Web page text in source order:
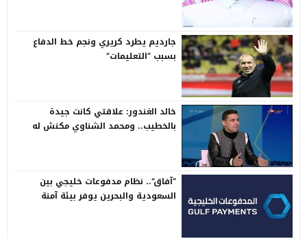
جارديم يطرد كريري ونجم خط الدفاع
بسبب “التعليمات”
خالد الغندور: علاقتي كانت جيدة
بالخطيب.. ومحمد الشناوي مكنش له
“آفاق”.. نظام مدفوعات خليجي بين
السعودية والبحرين يوفر بيئة آمنة